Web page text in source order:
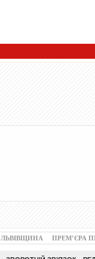
ЛЬВІВЩИНА ПРЕМ’ЄРА